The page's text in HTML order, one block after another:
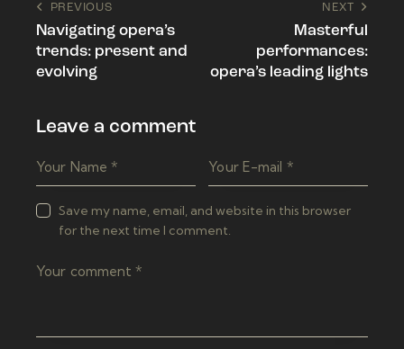
Post
navigation
PREVIOUS
Navigating opera’s
trends: present and
evolving
NEXT
Masterful
performances:
opera’s leading lights
Leave a comment
Save my name, email, and website in this browser
for the next time I comment.